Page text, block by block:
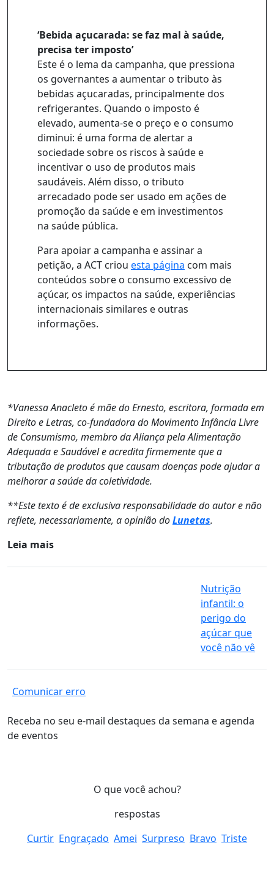
‘Bebida açucarada: se faz mal à saúde,
precisa ter imposto’
Este é o lema da campanha, que pressiona
os governantes a aumentar o tributo às
bebidas açucaradas, principalmente dos
refrigerantes. Quando o imposto é
elevado, aumenta-se o preço e o consumo
diminui: é uma forma de alertar a
sociedade sobre os riscos à saúde e
incentivar o uso de produtos mais
saudáveis. Além disso, o tributo
arrecadado pode ser usado em ações de
promoção da saúde e em investimentos
na saúde pública.
Para apoiar a campanha e assinar a
petição, a ACT criou esta página com mais
conteúdos sobre o consumo excessivo de
açúcar, os impactos na saúde, experiências
internacionais similares e outras
informações.
*Vanessa Anacleto é mãe do Ernesto, escritora, formada em
Direito e Letras, co-fundadora do Movimento Infância Livre
de Consumismo, membro da Aliança pela Alimentação
Adequada e Saudável e acredita firmemente que a
tributação de produtos que causam doenças pode ajudar a
melhorar a saúde da coletividade.
**Este texto é de exclusiva responsabilidade do autor e não
reflete, necessariamente, a opinião doLunetas.
Leia mais
Nutrição
infantil: o
perigo do
açúcar que
você não vê
Comunicar erro
Receba no seu e-mail destaques da semana e agenda
de eventos
O que você achou?
respostas
Curtir Engraçado Amei Surpreso Bravo Triste